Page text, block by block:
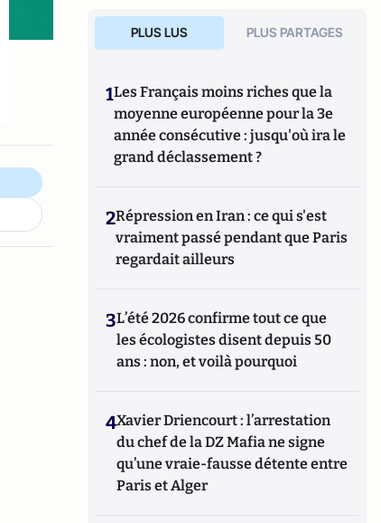
PLUS LUS PLUS PARTAGES
1Les Français moins riches que la
moyenne européenne pour la 3e
année consécutive : jusqu'où ira le
grand déclassement ?
2Répression en Iran : ce qui s'est
vraiment passé pendant que Paris
regardait ailleurs
3L’été 2026 confirme tout ce que
les écologistes disent depuis 50
ans : non, et voilà pourquoi
4Xavier Driencourt : l’arrestation
du chef de la DZ Mafia ne signe
qu’une vraie-fausse détente entre
Paris et Alger